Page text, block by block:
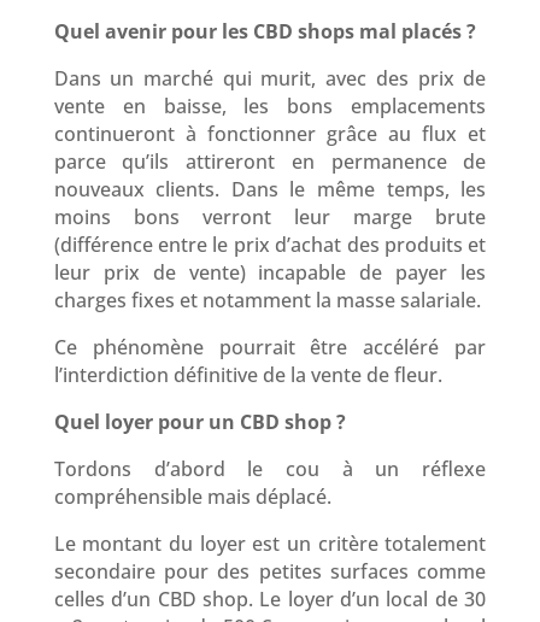
Quel avenir pour les CBD shops mal placés ?
Dans un marché qui murit, avec des prix de
vente en baisse, les bons emplacements
continueront à fonctionner grâce au flux et
parce qu’ils attireront en permanence de
nouveaux clients. Dans le même temps, les
moins bons verront leur marge brute
(différence entre le prix d’achat des produits et
leur prix de vente) incapable de payer les
charges fixes et notamment la masse salariale.
Ce phénomène pourrait être accéléré par
l’interdiction définitive de la vente de fleur.
Quel loyer pour un CBD shop ?
Tordons d’abord le cou à un réflexe
compréhensible mais déplacé.
Le montant du loyer est un critère totalement
secondaire pour des petites surfaces comme
celles d’un CBD shop. Le loyer d’un local de 30